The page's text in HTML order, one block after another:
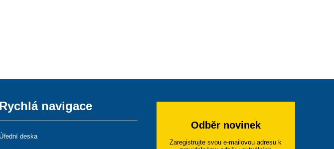
Rychlá navigace
Úřední deska
Odběr novinek
Zaregistrujte svou e-mailovou adresu k